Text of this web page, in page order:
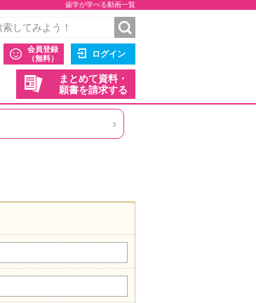
歯学が学べる動画一覧
会員登録
（無料）
ログイン
まとめて資料・
願書を請求する
›